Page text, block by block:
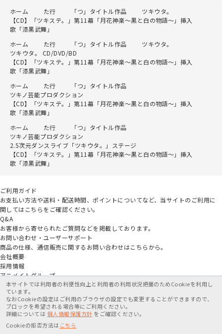
ホーム た行 「つ」タイトル作品
ツキウタ。
【CD】「ツキステ。」第11幕「月花神楽～黒と白の物語～」挿入
歌「漆黒武舞」
ホーム
た行 「つ」タイトル作品
ツキウタ。
ツキウタ。 CD/DVD/BD
【CD】「ツキステ。」第11幕「月花神楽～黒と白の物語～」挿入
歌「漆黒武舞」
ホーム
た行
「つ」タイトル作品
ツキノ芸能プロダクション
【CD】「ツキステ。」第11幕「月花神楽～黒と白の物語～」挿入
歌「漆黒武舞」
ホーム
た行
「つ」タイトル作品
ツキノ芸能プロダクション
2.5次元ダンスライブ「ツキウタ。」ステージ
【CD】「ツキステ。」第11幕「月花神楽～黒と白の物語～」挿入
歌「漆黒武舞」
ご利用ガイド
お支払い方法や送料・配送時間、ポイントについてなど、当サイトのご利用に
関してはこちらをご確認ください。
Q&A
お客様から寄せられたご質問などを掲載しております。
お問い合わせ・ユーザーサポート
商品の仕様、通信販売に関するお問い合わせはこちらから。
会社概要
採用情報
アニメイトグループ
特定商取引法に基づく表記
本サイトでは利用者の利便性向上と利用者の利用状況把握のためCookieを利用し
ています。
なおCookieの設定はご利用のブラウザの設定でも変更することができますので、
ブロックを希望される場合等にご利用ください。
詳細については 個人情報保護方針 をご確認ください。
Cookieの拒否方法は こちら